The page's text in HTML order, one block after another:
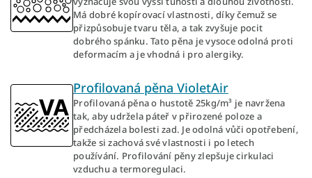
Má dobré kopírovací vlastnosti, díky čemuž se
přizpůsobuje tvaru těla, a tak zvyšuje pocit
dobrého spánku. Tato pěna je vysoce odolná proti
deformacím a je vhodná i pro alergiky.
Profilovaná pěna VioletAir
Profilovaná pěna o hustotě 25kg/m³ je navržena
tak, aby udržela páteř v přirozené poloze a
předcházela bolesti zad. Je odolná vůči opotřebení,
takže si zachová své vlastnosti i po letech
používání. Profilování pěny zlepšuje cirkulaci
vzduchu a termoregulaci.